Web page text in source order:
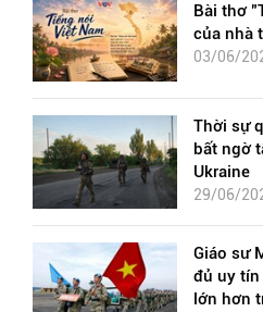
Bài thơ
của nhà
03/06/
Thời sự
bất ngờ
Ukraine
29/06/
Giáo sư
đủ uy tín
lớn hơn